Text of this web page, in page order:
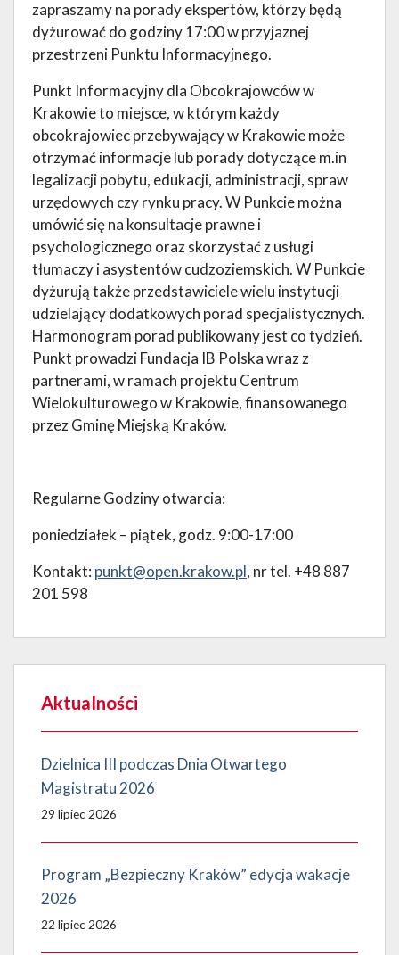
zapraszamy na porady ekspertów, którzy będą
dyżurować do godziny 17:00 w przyjaznej
przestrzeni Punktu Informacyjnego.
Punkt Informacyjny dla Obcokrajowców w
Krakowie to miejsce, w którym każdy
obcokrajowiec przebywający w Krakowie może
otrzymać informacje lub porady dotyczące m.in
legalizacji pobytu, edukacji, administracji, spraw
urzędowych czy rynku pracy. W Punkcie można
umówić się na konsultacje prawne i
psychologicznego oraz skorzystać z usługi
tłumaczy i asystentów cudzoziemskich. W Punkcie
dyżurują także przedstawiciele wielu instytucji
udzielający dodatkowych porad specjalistycznych.
Harmonogram porad publikowany jest co tydzień.
Punkt prowadzi Fundacja IB Polska wraz z
partnerami, w ramach projektu Centrum
Wielokulturowego w Krakowie, finansowanego
przez Gminę Miejską Kraków.
Regularne Godziny otwarcia:
poniedziałek – piątek, godz. 9:00-17:00
Kontakt: punkt@open.krakow.pl, nr tel. +48 887
201 598
Aktualności
Dzielnica III podczas Dnia Otwartego
Magistratu 2026
29 lipiec 2026
Program „Bezpieczny Kraków” edycja wakacje
2026
22 lipiec 2026